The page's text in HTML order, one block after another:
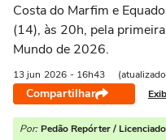
Costa do Marfim e
(14), às 20h, pela
Mundo de 2026.
13 jun 2026 - 16h43
Compartilhar
Por: Pedão Repórter /